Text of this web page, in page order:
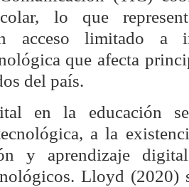
lo que
acceso limitado a
que afecta
del país.
en la educación
a la
y aprendizaje
Lloyd (2020)